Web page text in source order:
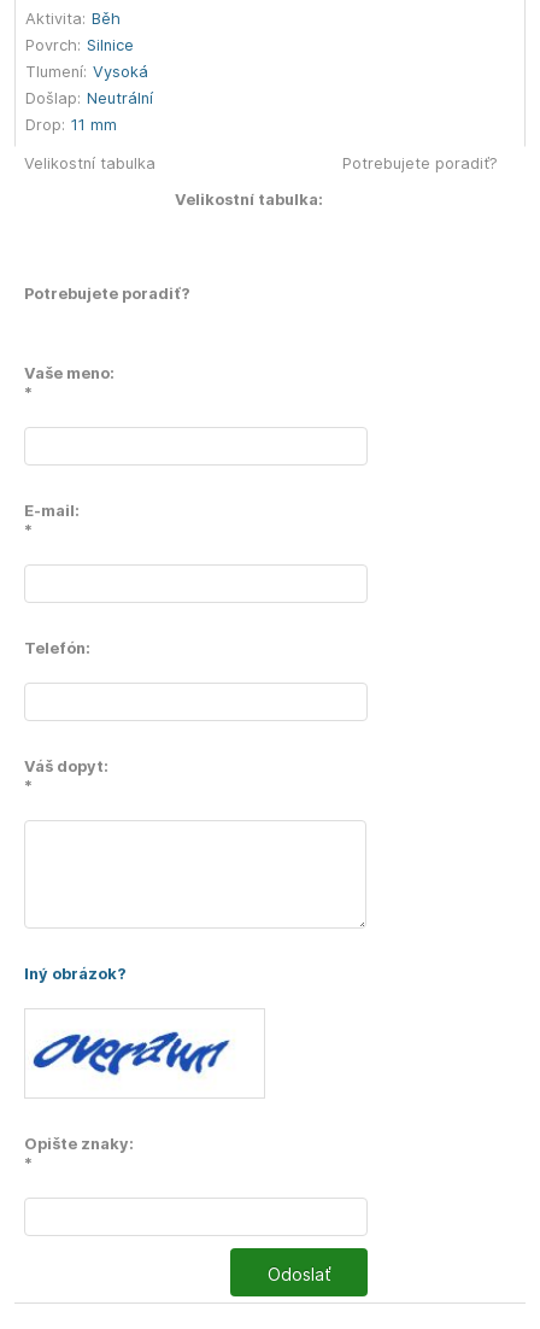
Aktivita: Běh
Povrch: Silnice
Tlumení: Vysoká
Došlap: Neutrální
Drop: 11 mm
Velikostní tabulka
Velikostní tabulka:
Potrebujete poradiť?
Potrebujete poradiť?
Vaše meno:
*
E-mail:
*
Telefón:
Váš dopyt:
*
Iný obrázok?
Opište znaky:
*
Odoslať